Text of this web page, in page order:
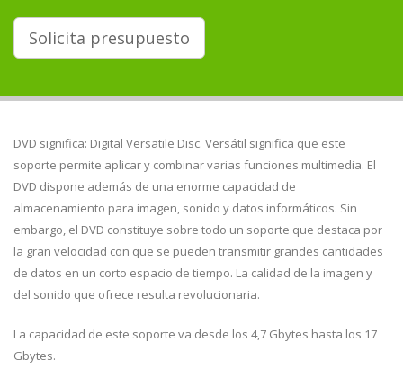
Solicita presupuesto
DVD significa: Digital Versatile Disc. Versátil significa que este
soporte permite aplicar y combinar varias funciones multimedia. El
DVD dispone además de una enorme capacidad de
almacenamiento para imagen, sonido y datos informáticos. Sin
embargo, el DVD constituye sobre todo un soporte que destaca por
la gran velocidad con que se pueden transmitir grandes cantidades
de datos en un corto espacio de tiempo. La calidad de la imagen y
del sonido que ofrece resulta revolucionaria.
La capacidad de este soporte va desde los 4,7 Gbytes hasta los 17
Gbytes.